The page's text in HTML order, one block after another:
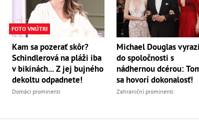
FOTO VNÚTRI
Kam sa pozerať skôr?
Schindlerová na pláži iba
v bikinách... Z jej bujného
dekoltu odpadnete!
Domáci prominenti
Michael Douglas
do spoločnosti s
nádhernou dcérou:
sa hovorí dokonalosť!
Zahraniční prominenti